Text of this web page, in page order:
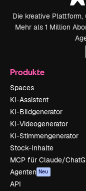
Die kreative
Mehr als 1 Million
Produkte
Spaces
KI-Assistent
KI-Bildgenerator
KI-Videogenerator
KI-Stimmengenerator
Stock-Inhalte
MCP für Claude/
Agenten Neu
API